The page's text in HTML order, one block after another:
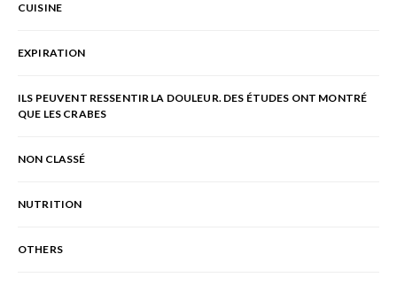
CUISINE
EXPIRATION
ILS PEUVENT RESSENTIR LA DOULEUR. DES ÉTUDES ONT MONTRÉ
QUE LES CRABES
NON CLASSÉ
NUTRITION
OTHERS